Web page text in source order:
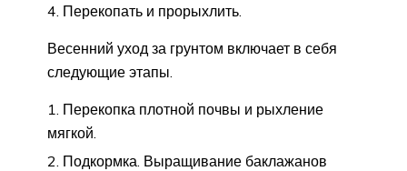
Перекопать и прорыхлить.
Весенний уход за грунтом включает в себя
следующие этапы.
Перекопка плотной почвы и рыхление
мягкой.
Подкормка. Выращивание баклажанов